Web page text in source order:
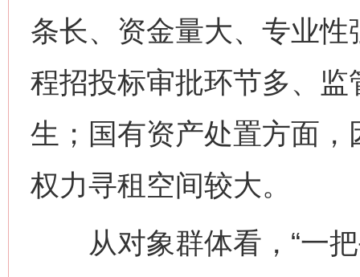
条长、资金量大、专业
程招投标审批环节多、
生；国有资产处置方面
权力寻租空间较大。
从对象群体看，“一把